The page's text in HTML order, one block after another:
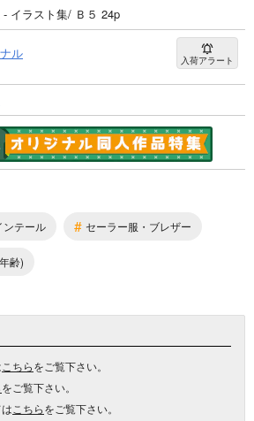
- イラスト集/ Ｂ５ 24p
ル 入荷アラート
ンテール # セーラー服・ブレザー
齢)
こちらをご覧下さい。
をご覧下さい。
こちらをご覧下さい。